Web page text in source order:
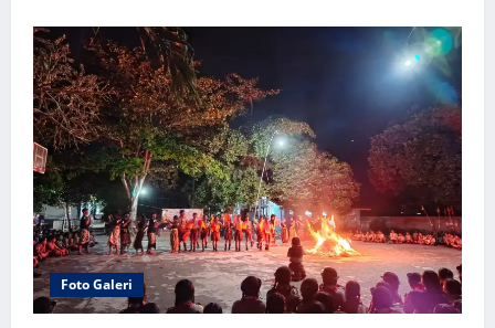
Tunas
Bahasa
Ibu
(FTBI)
Foto Galeri